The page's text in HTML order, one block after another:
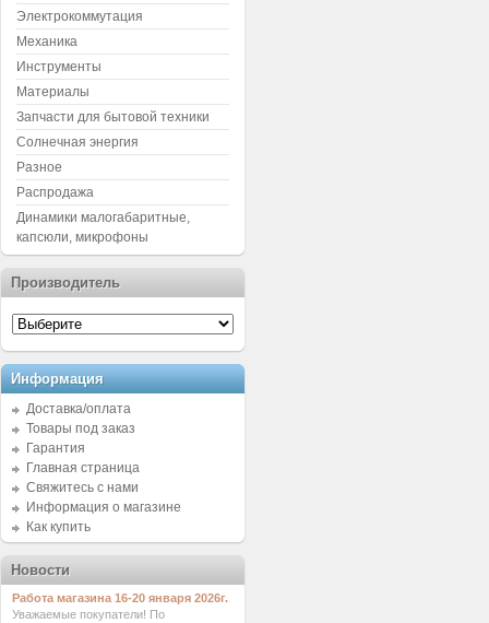
Электрокоммутация
Механика
Инструменты
Материалы
Запчасти для бытовой техники
Солнечная энергия
Разное
Распродажа
Динамики малогабаритные,
капсюли, микрофоны
Производитель
Информация
Доставка/оплата
Товары под заказ
Гарантия
Главная страница
Свяжитесь с нами
Информация о магазине
Как купить
Новости
Работа магазина 16-20 января 2026г.
Уважаемые покупатели! По